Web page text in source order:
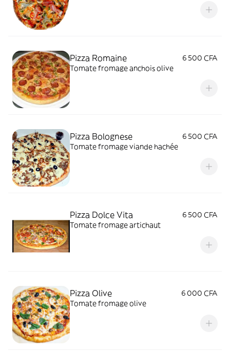
Pizza Romaine
6 500 CFA
Tomate fromage anchois olive
Pizza Bolognese
6 500 CFA
Tomate fromage viande hachée
Pizza Dolce Vita
6 500 CFA
Tomate fromage artichaut
Pizza Olive
6 000 CFA
Tomate fromage olive